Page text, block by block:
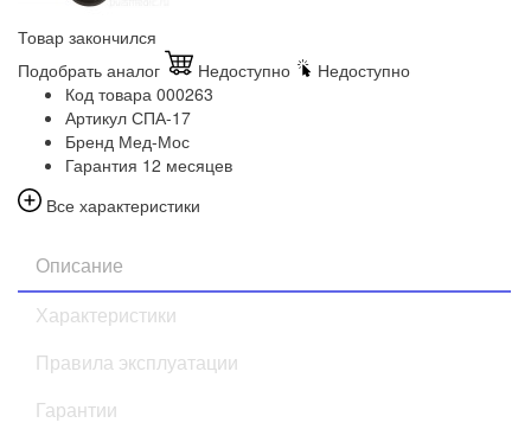
Товар закончился
Подобрать аналог
Недоступно
Недоступно
Код товара 000263
Артикул СПА-17
Бренд Мед-Мос
Гарантия 12 месяцев
Все характеристики
Описание
Характеристики
Правила эксплуатации
Гарантии